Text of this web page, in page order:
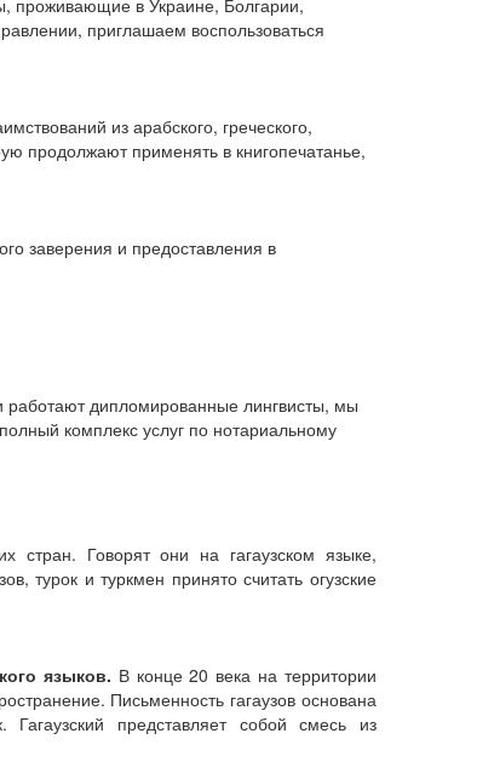
проживающие в Украине, Болгарии,
приглашаем воспользоваться
из арабского, греческого,
продолжают применять в книгопечатанье,
заверения и предоставления в
работают дипломированные лингвисты, мы
комплекс услуг по нотариальному
стран. Говорят они на гагаузском языке,
турок и туркмен принято считать огузские
языков. В конце 20 века на территории
Письменность гагаузов основана
представляет собой смесь из